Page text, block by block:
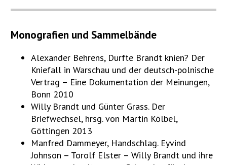
Monografien und Sammelbände
Alexander Behrens, Durfte Brandt knien? Der
Kniefall in Warschau und der deutsch-polnische
Vertrag – Eine Dokumentation der Meinungen,
Bonn 2010
Willy Brandt und Günter Grass. Der
Briefwechsel, hrsg. von Martin Kölbel,
Göttingen 2013
Manfred Dammeyer, Handschlag. Eyvind
Johnson – Torolf Elster – Willy Brandt und ihre